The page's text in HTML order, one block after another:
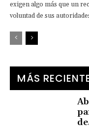
exigen algo más que un
voluntad de sus
MÁS